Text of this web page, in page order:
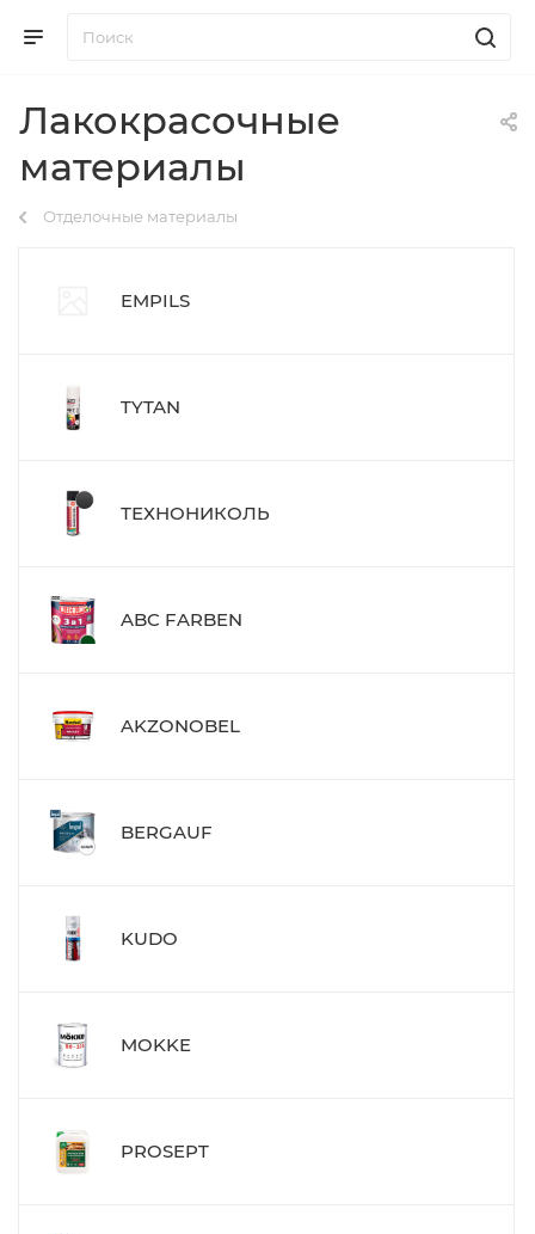
Лакокрасочные
материалы
Отделочные материалы
EMPILS
TYTAN
ТЕХНОНИКОЛЬ
ABC FARBEN
AKZONOBEL
BERGAUF
KUDO
MOKKE
PROSEPT